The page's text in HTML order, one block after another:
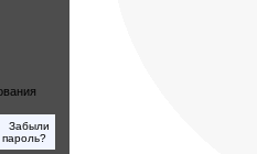
Забыли
пароль?